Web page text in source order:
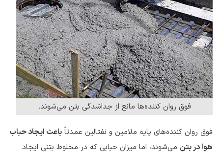
فوق روان کننده‌ها مانع از جداشدگی بتن می‌شوند.
فوق روان کننده‌های پایه ملامین و نفتالین عمدتاً باعث ایجاد حباب
هوا در بتن می‌شوند، اما میزان حبابی که در مخلوط بتنی ایجاد